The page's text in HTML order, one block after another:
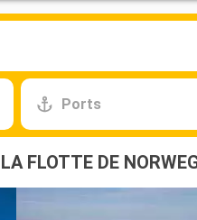
Ports
FLOTTE DE